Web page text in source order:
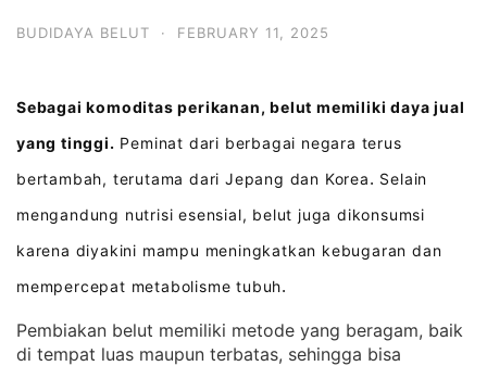
BUDIDAYA BELUT · FEBRUARY 11, 2025
Sebagai komoditas perikanan, belut memiliki daya jual
yang tinggi. Peminat dari berbagai negara terus
bertambah, terutama dari Jepang dan Korea. Selain
mengandung nutrisi esensial, belut juga dikonsumsi
karena diyakini mampu meningkatkan kebugaran dan
mempercepat metabolisme tubuh.
Pembiakan belut memiliki metode yang beragam, baik
di tempat luas maupun terbatas, sehingga bisa